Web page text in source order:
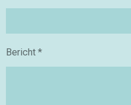
Bericht *